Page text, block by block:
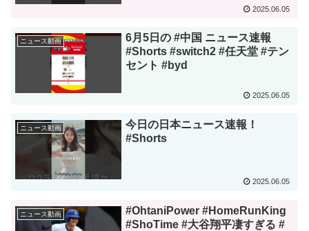
2025.06.05
ニュース動画
6月5日の #中国 ニュース速報
#Shorts #switch2 #任天堂 #テン
セント #byd
2025.06.05
ニュース動画
今日の日本ニュース速報！
#Shorts
2025.06.05
ニュース動画
#OhtaniPower #HomeRunKing
#ShoTime #大谷翔平凄すぎる #